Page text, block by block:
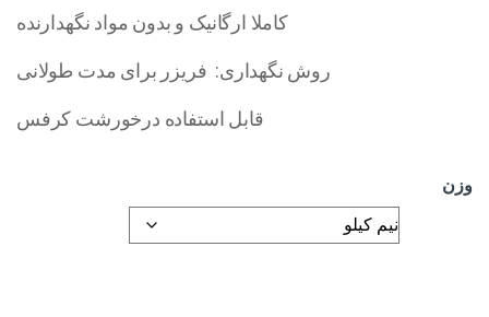
کاملا ارگانیک و بدون مواد نگهدارنده
روش نگهداری: فریزر برای مدت طولانی
قابل استفاده درخورشت کرفس
وزن